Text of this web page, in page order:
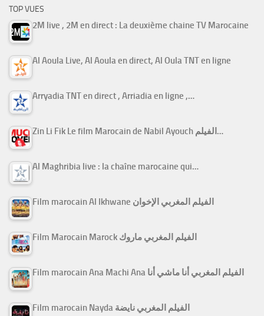
TOP VUES
2M live , 2M en direct : La deuxième chaine TV Marocaine
Al Aoula Live, Al Aoula en direct, Al Oula TNT en ligne
Arryadia TNT en direct , Arriadia en ligne ,…
Zin Li Fik Le film Marocain de Nabil Ayouch الفيلم…
Al Maghribia live : la chaîne marocaine qui…
Film marocain Al Ikhwane الفيلم المغربي الإخوان
Film Marocain Marock الفيلم المغربي ماروك
Film marocain Ana Machi Ana الفيلم المغربي أنا ماشي أنا
Film marocain Nayda الفيلم المغربي نايضة